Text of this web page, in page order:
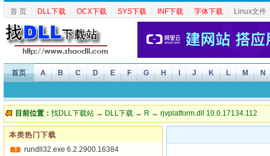
首 页 ┆ DLL下载 ┆ OCX下载 ┆ SYS下载 ┆ INF下载 ┆ 字体下载 ┆ Linux文件
首页 A B C D E F G H J K L M N
目前位置： 找DLL下载站 → DLL下载 → R → rjvplatform.dll 10.0.17134.112
本类热门下载
1 rundll32.exe 6.2.2900.16384